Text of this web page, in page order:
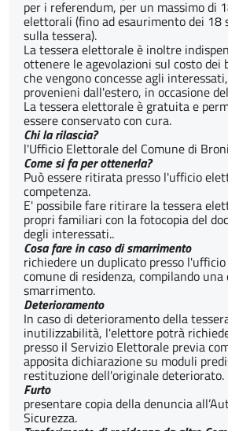
per i referendum, per un massimo di
elettorali (fino ad esaurimento dei 18
sulla tessera).
La tessera elettorale è inoltre
ottenere le agevolazioni sul costo
che vengono concesse agli
provenieni dall'estero, in occasione
La tessera elettorale è gratuita e
essere conservato con cura.
Chi la rilascia?
l'Ufficio Elettorale del Comune di
Come si fa per ottenerla?
Può essere ritirata presso l'ufficio
competenza.
E' possibile fare ritirare la tessera
propri familiari con la fotocopia del
degli interessati..
Cosa fare in caso di smarrimento
richiedere un duplicato presso
comune di residenza, compilando
smarrimento.
Deterioramento
In caso di deterioramento della
inutilizzabilità, l'elettore potrà
presso il Servizio Elettorale previa
apposita dichiarazione su moduli
restituzione dell'originale deteriorato.
Furto
presentare copia della denuncia
Sicurezza.